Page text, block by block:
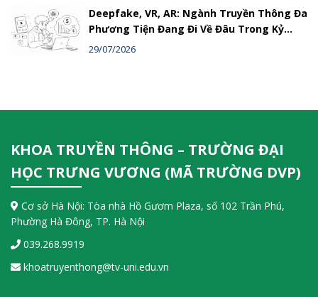
Deepfake, VR, AR: Ngành Truyền Thông Đa
Phương Tiện Đang Đi Về Đâu Trong Kỷ
Nguyên Số?
29/07/2026
KHOA TRUYỀN THÔNG – TRƯỜNG ĐẠI
HỌC TRƯNG VƯƠNG (MÃ TRƯỜNG DVP)
Cơ sở Hà Nội: Tòa nhà Hồ Gươm Plaza, số 102 Trần Phú,
Phường Hà Đông, TP. Hà Nội
039.268.9919
khoatruyenthong@tv-uni.edu.vn